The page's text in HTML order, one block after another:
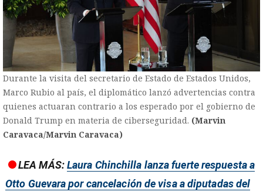
Durante la visita del secretario de Estado de Estados Unidos,
Marco Rubio al país, el diplomático lanzó advertencias contra
quienes actuaran contrario a los esperado por el gobierno de
Donald Trump en materia de ciberseguridad. (Marvin
Caravaca/Marvin Caravaca)
LEA MÁS:Laura Chinchilla lanza fuerte respuesta a
Otto Guevara por cancelación de visa a diputadas del